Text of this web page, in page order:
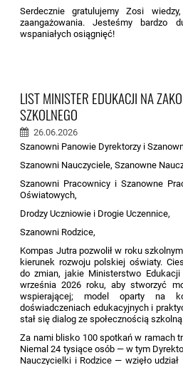
Serdecznie gratulujemy Zosi
zaangażowania. Jesteśmy bardzo
wspaniałych osiągnięć!
LIST MINISTER EDUKACJI NA
SZKOLNEGO
26.06.2026
Szanowni Panowie Dyrektorzy i
Szanowni Nauczyciele, Szanowne
Szanowni Pracownicy i Szanowne
Oświatowych,
Drodzy Uczniowie i Drogie Uczennice,
Szanowni Rodzice,
Kompas Jutra pozwolił w roku
kierunek rozwoju polskiej oświaty.
do zmian, jakie Ministerstwo
września 2026 roku, aby stworzyć
wspierającej; model oparty na
doświadczeniach edukacyjnych i
stał się dialog ze społecznością
Za nami blisko 100 spotkań w ramach
Niemal 24 tysiące osób — w tym
Nauczycielki i Rodzice — wzięło